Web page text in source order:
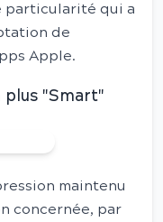
particularité qui a
de
Apple.
"Smart"
maintenu
concernée, par